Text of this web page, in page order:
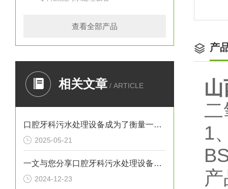
查看全部产品
相关文章 / ARTICLE
口腔牙科污水处理设备成为了衡量一家诊所是否负责任的重要标准
2025-05-21
一文与您分享口腔牙科污水处理设备的常见问题相应解决方法
2024-12-23
产
1